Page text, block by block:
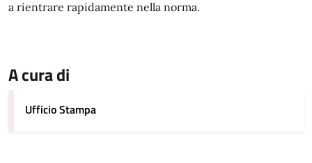
a rientrare rapidamente nella norma.
A cura di
Ufficio Stampa